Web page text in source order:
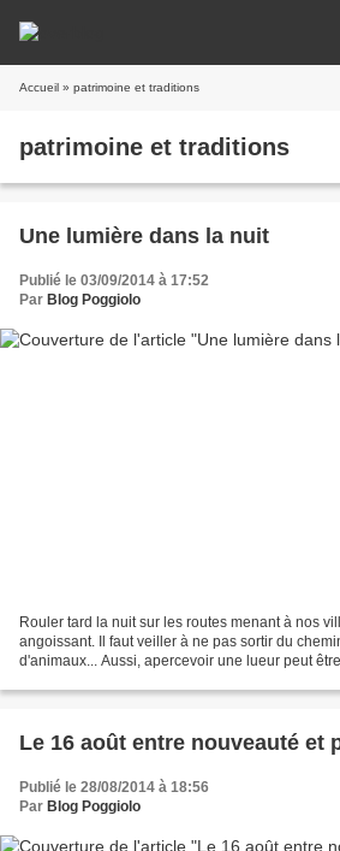
Accueil » patrimoine et traditions
patrimoine et traditions
Une lumière dans la nuit
Publié le 03/09/2014 à 17:52
Par Blog Poggiolo
Rouler tard la nuit sur les routes menant à nos
angoissant. Il faut veiller à ne pas sortir du
d'animaux... Aussi, apercevoir une lueur peut
Le 16 août entre nouveauté et
Publié le 28/08/2014 à 18:56
Par Blog Poggiolo